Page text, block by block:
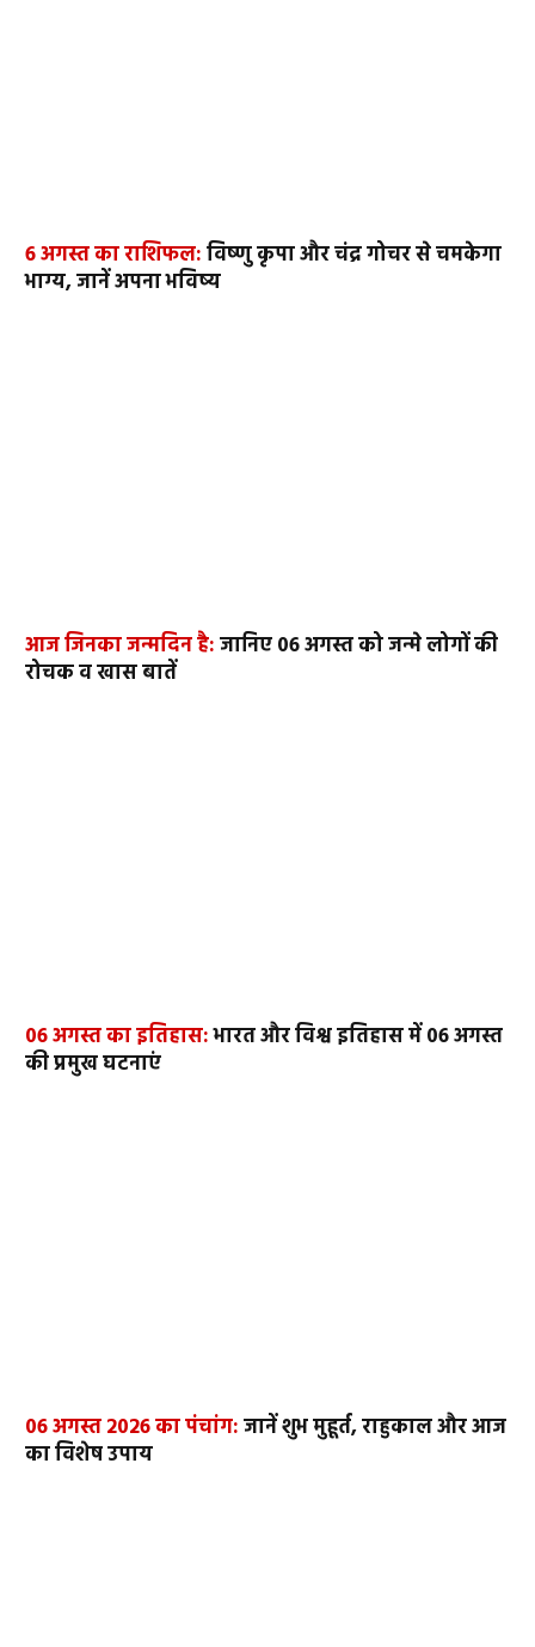
6 अगस्त का राशिफल:विष्णु कृपा और चंद्र गोचर से चमकेगा
भाग्य, जानें अपना भविष्य
आज जिनका जन्मदिन है:जानिए 06 अगस्त को जन्मे लोगों की
रोचक व खास बातें
06 अगस्त का इतिहास:भारत और विश्व इतिहास में 06 अगस्त
की प्रमुख घटनाएं
06 अगस्त 2026 का पंचांग:जानें शुभ मुहूर्त, राहुकाल और आज
का विशेष उपाय